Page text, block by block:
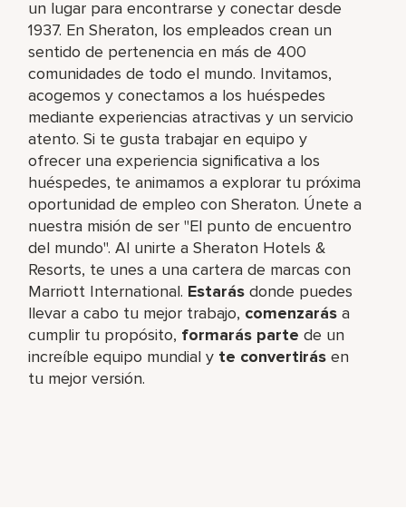
un lugar para encontrarse y conectar desde
1937. En Sheraton, los empleados crean un
sentido de pertenencia en más de 400
comunidades de todo el mundo. Invitamos,
acogemos y conectamos a los huéspedes
mediante experiencias atractivas y un servicio
atento. Si te gusta trabajar en equipo y
ofrecer una experiencia significativa a los
huéspedes, te animamos a explorar tu próxima
oportunidad de empleo con Sheraton. Únete a
nuestra misión de ser "El punto de encuentro
del mundo". Al unirte a Sheraton Hotels &
Resorts, te unes a una cartera de marcas con
Marriott International. Estarás donde puedes
llevar a cabo tu mejor trabajo,​ comenzarás a
cumplir tu propósito, formarás parte de un
increíble​ equipo mundial y te convertirás en
tu mejor versión.